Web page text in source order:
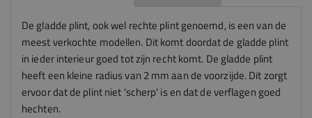
De gladde plint, ook wel rechte plint genoemd, is een van de
meest verkochte modellen. Dit komt doordat de gladde plint
in ieder interieur goed tot zijn recht komt. De gladde plint
heeft een kleine radius van 2 mm aan de voorzijde. Dit zorgt
ervoor dat de plint niet 'scherp' is en dat de verflagen goed
hechten.